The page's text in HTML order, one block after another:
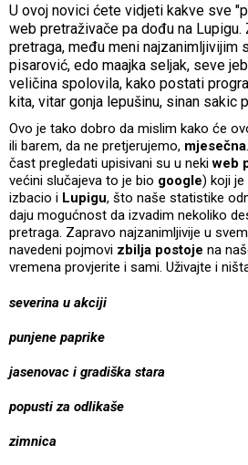
U ovoj novici ćete vidjeti kakve sve
web pretraživače pa dođu na Lupigu.
pretraga, među meni najzanimljivijim
pisarović, edo maajka seljak, seve
veličina spolovila, kako postati
kita, vitar gonja lepušinu, sinan sakic
Ovo je tako dobro da mislim kako će
ili barem, da ne pretjerujemo, mjesečna
čast pregledati upisivani su u nekiweb
većini slučajeva to je bio google) koji
izbacio i Lupigu, što naše statistike
daju mogućnost da izvadim nekoliko
pretraga. Zapravo najzanimljivije u
navedeni pojmovi zbilja postoje na
vremena provjerite i sami. Uživajte i
severina u akciji
punjene paprike
jasenovac i gradiška stara
popusti za odlikaše
zimnica